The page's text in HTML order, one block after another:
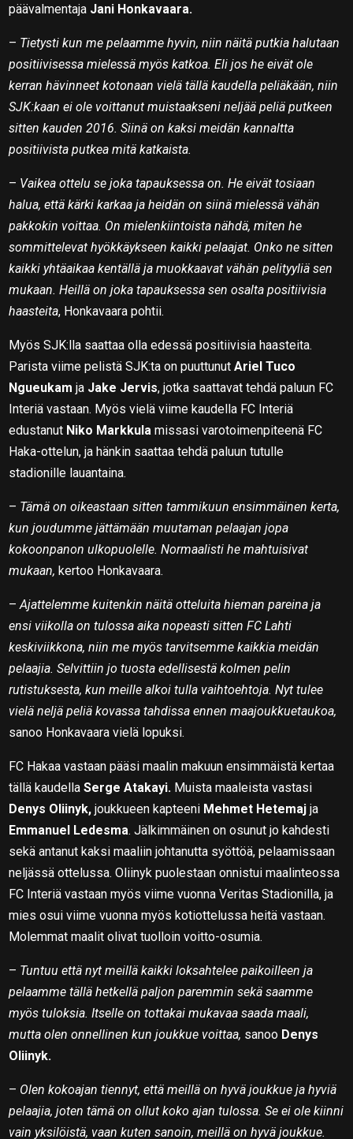
päävalmentaja Jani Honkavaara.
– Tietysti kun me pelaamme hyvin, niin näitä putkia halutaan
positiivisessa mielessä myös katkoa. Eli jos he eivät ole
kerran hävinneet kotonaan vielä tällä kaudella peliäkään, niin
SJK:kaan ei ole voittanut muistaakseni neljää peliä putkeen
sitten kauden 2016. Siinä on kaksi meidän kannaltta
positiivista putkea mitä katkaista.
– Vaikea ottelu se joka tapauksessa on. He eivät tosiaan
halua, että kärki karkaa ja heidän on siinä mielessä vähän
pakkokin voittaa. On mielenkiintoista nähdä, miten he
sommittelevat hyökkäykseen kaikki pelaajat. Onko ne sitten
kaikki yhtäaikaa kentällä ja muokkaavat vähän pelityyliä sen
mukaan. Heillä on joka tapauksessa sen osalta positiivisia
haasteita, Honkavaara pohtii.
Myös SJK:lla saattaa olla edessä positiivisia haasteita.
Parista viime pelistä SJK:ta on puuttunutAriel Tuco
Ngueukam ja Jake Jervis, jotka saattavat tehdä paluun FC
Interiä vastaan. Myös vielä viime kaudella FC Interiä
edustanut Niko Markkula missasi varotoimenpiteenä FC
Haka-ottelun, ja hänkin saattaa tehdä paluun tutulle
stadionille lauantaina.
– Tämä on oikeastaan sitten tammikuun ensimmäinen kerta,
kun joudumme jättämään muutaman pelaajan jopa
kokoonpanon ulkopuolelle. Normaalisti he mahtuisivat
mukaan, kertoo Honkavaara.
–Ajattelemme kuitenkin näitä otteluita hieman pareina ja
ensi viikolla on tulossa aika nopeasti sitten FC Lahti
keskiviikkona, niin me myös tarvitsemme kaikkia meidän
pelaajia. Selvittiin jo tuosta edellisestä kolmen pelin
rutistuksesta, kun meille alkoi tulla vaihtoehtoja. Nyt tulee
vielä neljä peliä kovassa tahdissa ennen maajoukkuetaukoa,
sanoo Honkavaara vielä lopuksi.
FC Hakaa vastaan pääsi maalin makuun ensimmäistä kertaa
tällä kaudellaSerge Atakayi. Muista maaleista vastasi
Denys Oliinyk, joukkueen kapteeni Mehmet Hetemaj ja
Emmanuel Ledesma. Jälkimmäinen on osunut jo kahdesti
sekä antanut kaksi maaliin johtanutta syöttöä, pelaamissaan
neljässä ottelussa. Oliinyk puolestaan onnistui maalinteossa
FC Interiä vastaan myös viime vuonna Veritas Stadionilla, ja
mies osui viime vuonna myös kotiottelussa heitä vastaan.
Molemmat maalit olivat tuolloin voitto-osumia.
– Tuntuu että nyt meillä kaikki loksahtelee paikoilleen ja
pelaamme tällä hetkellä paljon paremmin sekä saamme
myös tuloksia. Itselle on tottakai mukavaa saada maali,
mutta olen onnellinen kun joukkue voittaa, sanoo Denys
Oliinyk.
– Olen kokoajan tiennyt, että meillä on hyvä joukkue ja hyviä
pelaajia, joten tämä on ollut koko ajan tulossa. Se ei ole kiinni
vain yksilöistä, vaan kuten sanoin, meillä on hyvä joukkue.